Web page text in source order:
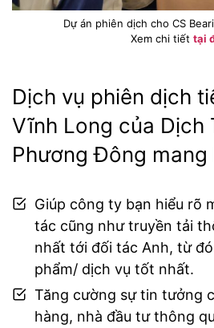
Dịch vụ phiên dịch
Vĩnh Long của Dịch
Phương Đông mang
Giúp công ty bạn hiểu rõ
tác cũng như truyền tải
nhất tới đối tác Anh, từ
phẩm/ dịch vụ tốt nhất.
Tăng cường sự tin tưởng
hàng, nhà đầu tư thông
Dự án phiên dịch cho CS
Xem chi tiết tại